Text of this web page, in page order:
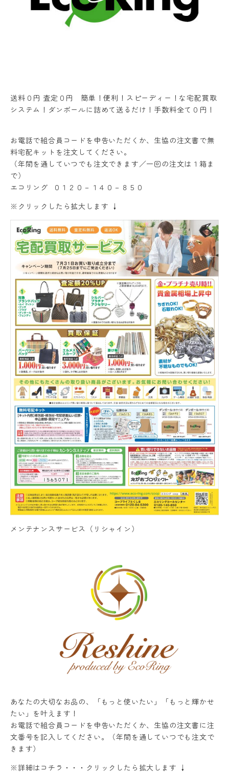
送料０円 査定０円 簡単！便利！スピーディー！な宅配買取
システム！ダンボールに詰めて送るだけ！手数料全て０円！
お電話で組合員コードを申告いただくか、生協の注文書で無
料宅配キットを注文してください。
（年間を通していつでも注文できます／一回の注文は１箱ま
で）
エコリング ０１２０－１４０－８５０
※クリックしたら拡大します ↓
メンテナンスサービス（リシャイン）
あなたの大切なお品の、「もっと使いたい」「もっと輝かせ
たい」を叶えます！
お電話で組合員コードを申告いただくか、生協の注文書に注
文番号を記入してください。（年間を通していつでも注文で
きます）
※詳細はコチラ・・・クリックしたら拡大します ↓